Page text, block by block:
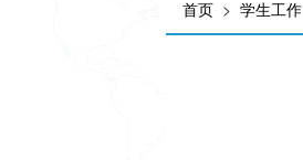
首页 > 学生工作